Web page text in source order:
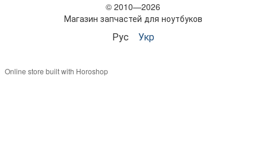
© 2010—2026
Магазин запчастей для ноутбуков
Рус Укр
Online store built with Horoshop